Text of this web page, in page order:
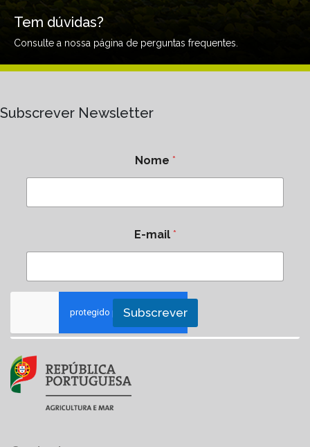
Tem dúvidas?
Consulte a nossa página de perguntas frequentes.
Subscrever Newsletter
Nome *
E-mail *
Subscrever